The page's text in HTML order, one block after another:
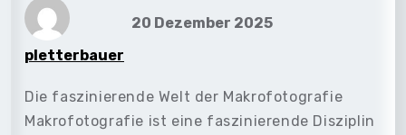
pletterbauer
20 Dezember 2025
Die faszinierende Welt der Makrofotografie
Makrofotografie ist eine faszinierende Disziplin